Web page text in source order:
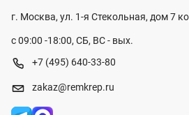
г. Москва, ул. 1-я Стекольная, дом 7
с 09:00 -18:00, СБ, ВС - вых.
+7 (495) 640-33-80
zakaz@remkrep.ru